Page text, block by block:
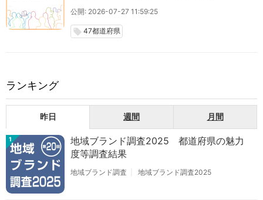
公開: 2026-07-27 11:59:25
local_offer 47都道府県
ランキング
昨日 週間 月間
1
地域ブランド調査2025 都道府県の魅力
度等調査結果
地域ブランド調査 地域ブランド調査2025